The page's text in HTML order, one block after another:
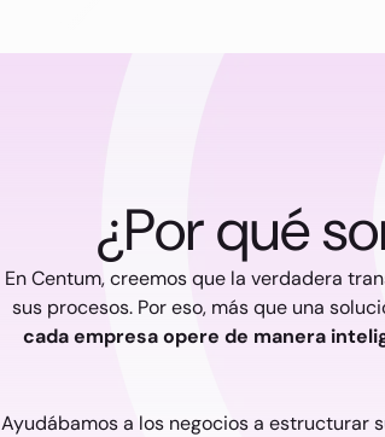
¿Por qué
En Centum, creemos que la verdadera
sus procesos. Por eso, más que una
cada empresa opere de manera
Ayudábamos a los negocios a estructurar